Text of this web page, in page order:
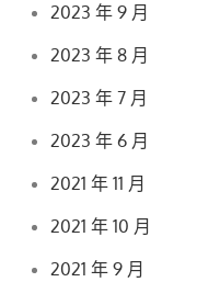
2023 年 9 月
2023 年 8 月
2023 年 7 月
2023 年 6 月
2021 年 11 月
2021 年 10 月
2021 年 9 月